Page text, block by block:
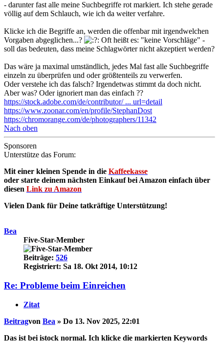
- darunter fast alle meine Suchbegriffe rot markiert. Ich stehe gerade
völlig auf dem Schlauch, wie ich da weiter verfahre.
Klicke ich die Begriffe an, werden die offenbar mit irgendwelchen
Vorgaben abgeglichen...?
Oft heißt es: "keine Vorschläge" -
soll das bedeuten, dass meine Schlagwörter nicht akzeptiert werden?
Das wäre ja maximal umständlich, jedes Mal fast alle Suchbegriffe
einzeln zu überprüfen und oder größtenteils zu verwerfen.
Oder verstehe ich das falsch? Irgendetwas stimmt da doch nicht.
Aber was? Oder ignoriert man das einfach ??
https://stock.adobe.com/de/contributor/ ... url=detail
https://www.zoonar.com/en/profile/StephanDost
https://chromorange.com/de/photographers/11342
Nach oben
Sponsoren
Unterstütze das Forum:
Mit einer kleinen Spende in die Kaffeekasse
oder starte deinem nächsten Einkauf bei Amazon einfach über
diesen Link zu Amazon
Vielen Dank für Deine tatkräftige Unterstützung!
Bea
Five-Star-Member
Beiträge: 526
Registriert: Sa 18. Okt 2014, 10:12
Re: Probleme beim Einreichen
Zitat
Beitragvon Bea » Do 13. Nov 2025, 22:01
Das ist bei istock normal. Ich klicke die markierten Keywords